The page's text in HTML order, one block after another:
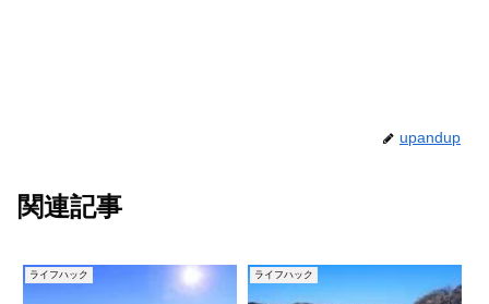
upandup
関連記事
ライフハック ライフハック